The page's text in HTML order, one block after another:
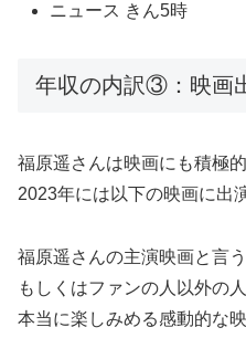
ニュース きん5時
年収の内訳③：映画
福原遥さんは映画にも積極
2023年には以下の映画に出
福原遥さんの主演映画と言
もしくはファンの人以外の
本当に楽しみめる感動的な映